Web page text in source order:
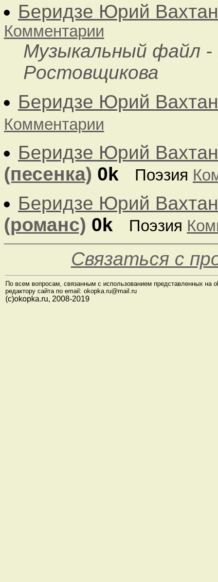
Беридзе Юрий
Комментарии
Музыкальный файл
Ростовщикова
Беридзе Юрий
Комментарии
Беридзе Юрий
(песенка) 0k Поэзия
Беридзе Юрий
(романс) 0k Поэзия
Связаться с
По всем вопросам, связанным с использованием представленных на
редактору сайта по email: okopka.ru@mail.ru
(с)okopka.ru, 2008-2019